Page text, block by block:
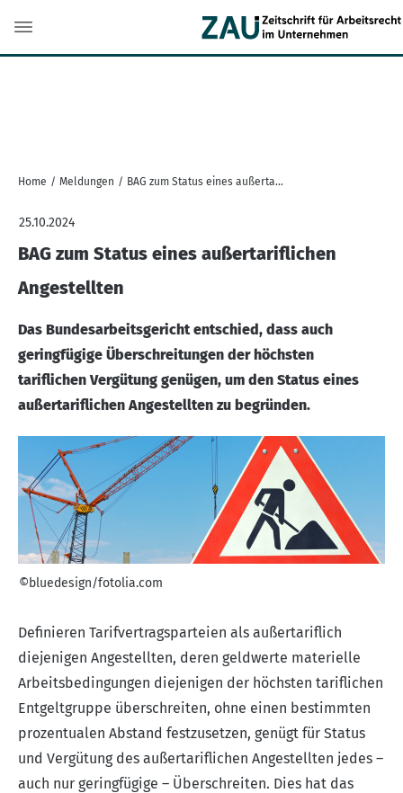
Home / Meldungen / BAG zum Status eines außertariflichen Angestellten
25.10.2024
BAG zum Status eines außertariflichen
Angestellten
Das Bundesarbeitsgericht entschied, dass auch
geringfügige Überschreitungen der höchsten
tariflichen Vergütung genügen, um den Status eines
außertariflichen Angestellten zu begründen.
©bluedesign/fotolia.com
Definieren Tarifvertragsparteien als außertariflich
diejenigen Angestellten, deren geldwerte materielle
Arbeitsbedingungen diejenigen der höchsten tariflichen
Entgeltgruppe überschreiten, ohne einen bestimmten
prozentualen Abstand festzusetzen, genügt für Status
und Vergütung des außertariflichen Angestellten jedes –
auch nur geringfügige – Überschreiten. Dies hat das